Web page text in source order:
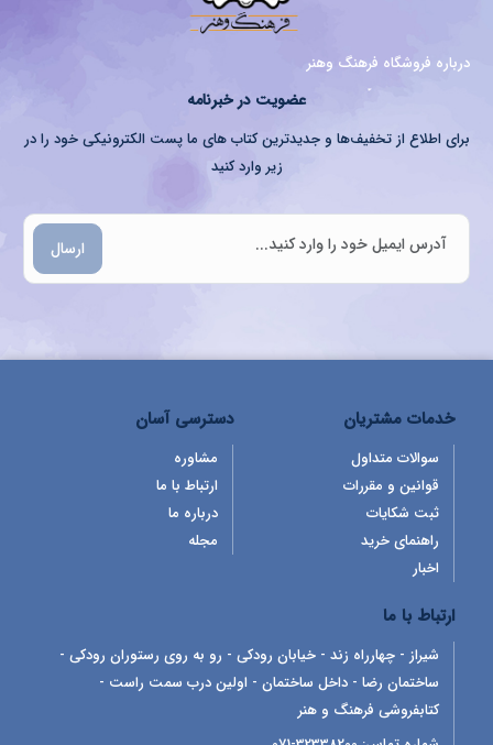
درباره فروشگاه فرهنگ وهنر
عضویت در خبرنامه
برای اطلاع از تخفیف‌ها و جدیدترین کتاب های ما پست الکترونیکی خود را در
زیر وارد کنید
ارسال
خدمات مشتریان
سوالات متداول
قوانین و مقررات
ثبت شکایات
راهنمای خرید
اخبار
دسترسی آسان
مشاوره
ارتباط با ما
درباره ما
مجله
ارتباط با ما
شیراز - چهارراه زند - خیابان رودکی - رو به روی رستوران رودکی -
ساختمان رضا - داخل ساختمان - اولین درب سمت راست -
کتابفروشی فرهنگ و هنر